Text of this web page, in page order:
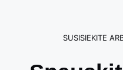
SUSISIEKITE